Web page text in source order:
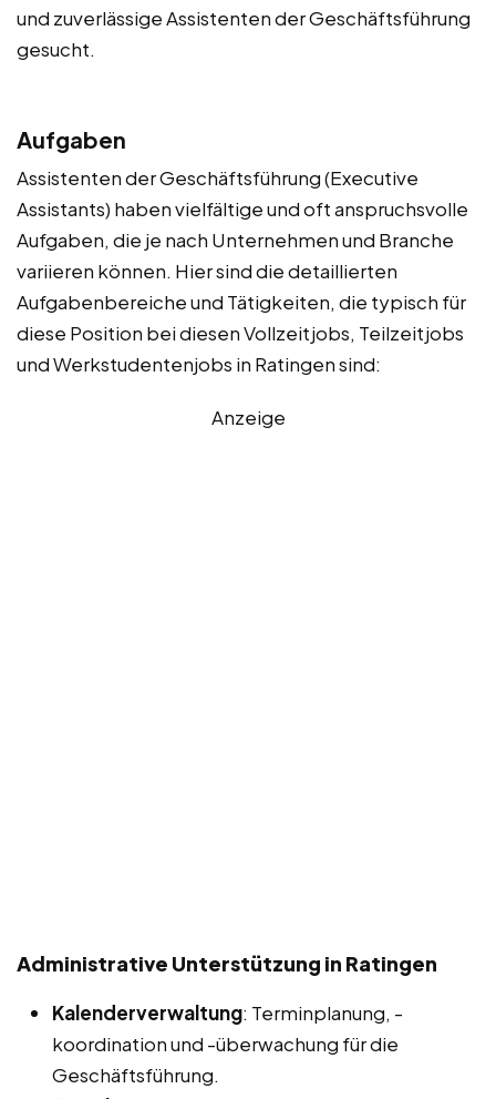
und zuverlässige Assistenten der Geschäftsführung
gesucht.
Aufgaben
Assistenten der Geschäftsführung (Executive
Assistants) haben vielfältige und oft anspruchsvolle
Aufgaben, die je nach Unternehmen und Branche
variieren können. Hier sind die detaillierten
Aufgabenbereiche und Tätigkeiten, die typisch für
diese Position bei diesen Vollzeitjobs, Teilzeitjobs
und Werkstudentenjobs in Ratingen sind:
Anzeige
Administrative Unterstützung in Ratingen
Kalenderverwaltung: Terminplanung, -
koordination und -überwachung für die
Geschäftsführung.